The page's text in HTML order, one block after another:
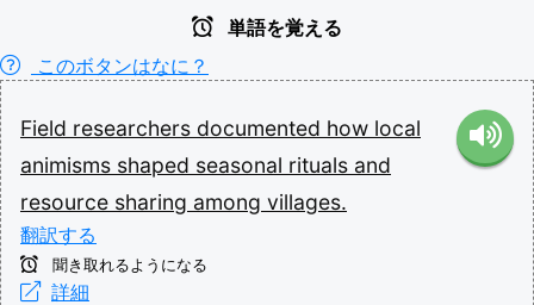
単語を覚える
このボタンはなに？
Field researchers documented how local
animisms shaped seasonal rituals and
resource sharing among villages.
翻訳する
聞き取れるようになる
詳細